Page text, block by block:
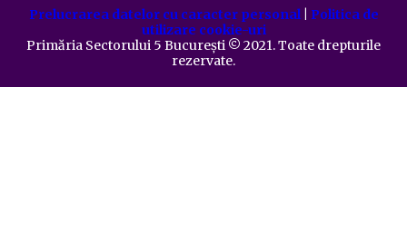
Prelucrarea datelor cu caracter personal| Politica de
utilizare cookie-uri
Primăria Sectorului 5 București ©️ 2021. Toate drepturile
rezervate.